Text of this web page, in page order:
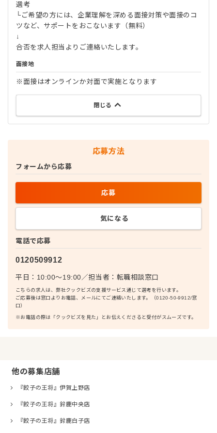
選考
└ご希望の方には、企業理解を深める面接対策や面接のコ
ツなど、サポートをおこないます（無料）
↓
合否を求人担当よりご連絡いたします。
面接地
※面接はオンラインか対面で実施となります
閉じる
応募方法
電話で応募
0120509912
平日：10:00〜19:00／担当者： 転職相談窓口
こちらの求人は、弊社クックビズの支援サービス通じて選考を行います。
ご応募後は窓口よりお電話、メールにてご連絡いたします。（0120-50-9912/窓
口）
※お電話の際は「クックビズを見た」とお伝えくださると受付がスムーズです。
フォームから応募
応募
気になる
他の募集店舗
『餃子の王将』伊賀上野店
『餃子の王将』鈴鹿中央店
『餃子の王将』鈴鹿白子店